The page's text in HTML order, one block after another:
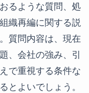
るような質問、処
織再編に関する説
質問内容は、現在
、会社の強み、引
で重視する条件な
とよいでしょう。